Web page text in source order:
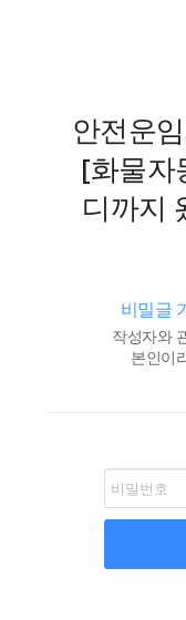
안전운
[화물자
디까지
비밀글
작성자와
본인이